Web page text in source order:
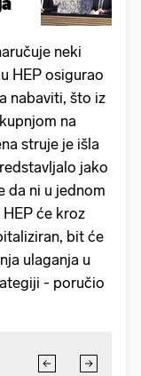
neki
HEP osigurao
nabaviti, što iz
na
struje je išla
jako
da ni u jednom
će kroz
bit će
ulaganja u
- poručio